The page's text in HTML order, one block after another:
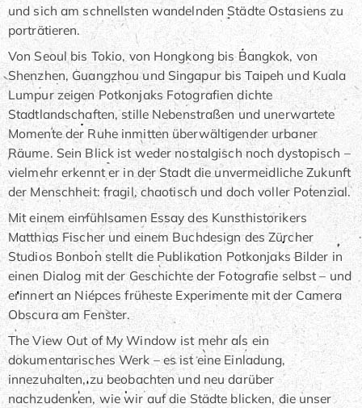
und sich am schnellsten wandelnden Städte Ostasiens zu
porträtieren.
Von Seoul bis Tokio, von Hongkong bis Bangkok, von
Shenzhen, Guangzhou und Singapur bis Taipeh und Kuala
Lumpur zeigen Potkonjaks Fotografien dichte
Stadtlandschaften, stille Nebenstraßen und unerwartete
Momente der Ruhe inmitten überwältigender urbaner
Räume. Sein Blick ist weder nostalgisch noch dystopisch –
vielmehr erkennt er in der Stadt die unvermeidliche Zukunft
der Menschheit: fragil, chaotisch und doch voller Potenzial.
Mit einem einfühlsamen Essay des Kunsthistorikers
Matthias Fischer und einem Buchdesign des Zürcher
Studios Bonbon stellt die Publikation Potkonjaks Bilder in
einen Dialog mit der Geschichte der Fotografie selbst – und
erinnert an Niépces früheste Experimente mit der Camera
Obscura am Fenster.
The View Out of My Window ist mehr als ein
dokumentarisches Werk – es ist eine Einladung,
innezuhalten, zu beobachten und neu darüber
nachzudenken, wie wir auf die Städte blicken, die unser